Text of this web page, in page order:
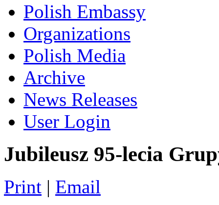
Polish Embassy
Organizations
Polish Media
Archive
News Releases
User Login
Jubileusz 95-lecia
Print | Email